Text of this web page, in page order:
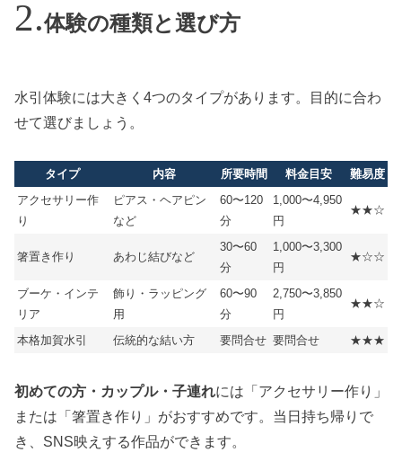
体験の種類と選び方
水引体験には大きく4つのタイプがあります。目的に合わ
せて選びましょう。
タイプ 内容 所要時間 料金目安
難易度
アクセサリー作
り
ピアス・ヘアピン
など
60〜120
分
1,000〜4,950
円
★★☆
箸置き作り あわじ結びなど
30〜60
分
1,000〜3,300
円
★☆☆
ブーケ・インテ
リア
飾り・ラッピング
用
60〜90
分
2,750〜3,850
円
★★☆
本格加賀水引 伝統的な結い方 要問合せ 要問合せ ★★★
初めての方・カップル・子連れには「アクセサリー作り」
または「箸置き作り」がおすすめです。当日持ち帰りで
き、SNS映えする作品ができます。